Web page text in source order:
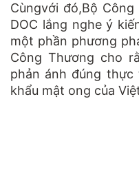
Cùngvới đó,Bộ
DOC lắng nghe ý
một phần phương
Công Thương cho
phản ánh đúng
khẩu mật ong của